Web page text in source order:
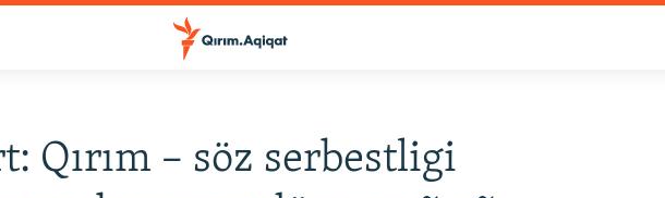
Qırım – söz serbestligi